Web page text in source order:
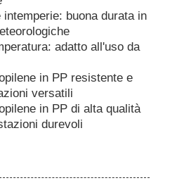
buona durata in
adatto all'uso da
in PP resistente e
versatili
in PP di alta qualità
durevoli